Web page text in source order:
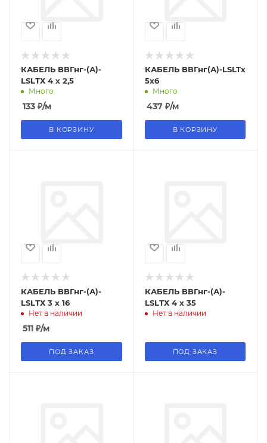
КАБЕЛЬ ВВГнг-(А)-
LSLТХ 4 х 2,5
Много
133 ₽/м
В КОРЗИНУ
КАБЕЛЬ ВВГнг(А)-LSLTx
5х6
Много
437₽/м
В КОРЗИНУ
КАБЕЛЬ ВВГнг-(А)-
LSLТХ 3 х 16
Нет в наличии
511 ₽/м
ПОД ЗАКАЗ
КАБЕЛЬ ВВГнг-(А)-
LSLТХ 4 х 35
Нет в наличии
ПОД ЗАКАЗ